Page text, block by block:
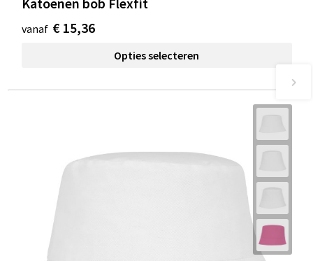
vanaf € 15,36
Opties selecteren